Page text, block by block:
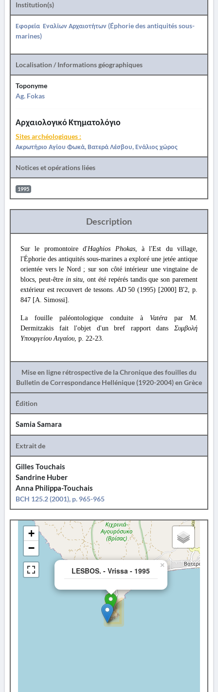
Institution(s)
Εφορεία Εναλίων Αρχαιοτήτων (Éphorie des antiquités sous-
marines)
Localisation / Informations géographiques
Toponyme
Ag. Fokas
Αρχαιολογικό Κτηματολόγιο
Sites archéologiques :
Ακρωτήριο Αγίου Φωκά, Βατερά Λέσβου, Ενάλιος χώρος
Notices et opérations liées
1995
Description
Sur le promontoire d'Haghios Phokas, à l'Est du village,
l'Éphorie des antiquités sous-marines a exploré une jetée antique
orientée vers le Nord ; sur son côté intérieur une vingtaine de
blocs, peut-être in situ, ont été repérés tandis que son parement
extérieur est recouvert de tessons.AD50 (1995) [2000] B'2, p.
847 [A. Simossi].
La fouille paléontologique conduite à Vatéra par M.
Dermitzakis fait l'objet d'un bref rapport dans Συμβολή
Υπουργείου Αιγαίου, p. 22-23.
Mise en ligne rétrospective de la Chronique des fouilles du
Bulletin de Correspondance Hellénique (1920-2004) en Grèce
Édition
Samia Samara
Extrait de
Gilles Touchais
Sandrine Huber
Anna Philippa-Touchais
BCH 125.2 (2001), p. 965-965
LESBOS. - Vrissa - 1995
×
+
−